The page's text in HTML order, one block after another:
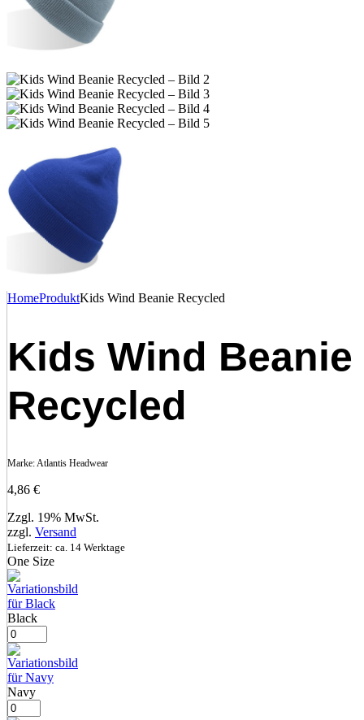
HomeProduktKids Wind Beanie Recycled
Kids Wind Beanie
Recycled
Marke: Atlantis Headwear
4,86 €
Zzgl. 19% MwSt.
zzgl. Versand
Lieferzeit: ca. 14 Werktage
One Size
Black
Navy